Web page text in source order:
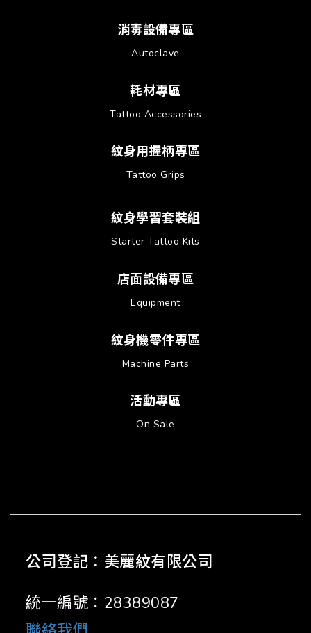
消毒設備專區
Autoclave
耗材專區
Tattoo Accessories
紋身用握柄專區
Tattoo Grips
紋身學習套裝組
Starter Tattoo Kits
店面設備專區
Equipment
紋身機零件專區
Machine Parts
活動專區
On Sale
公司登記：美麗紋有限公司
統一編號：28389087